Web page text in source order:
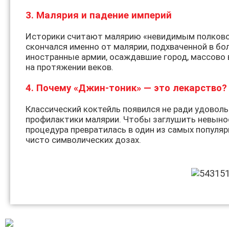
3. Малярия и падение империй
Историки считают малярию «невидимым
скончался именно от малярии, подхваченной в
иностранные армии, осаждавшие город,
на протяжении веков.
4. Почему «Джин-тоник» — это лекарство?
Классический коктейль появился не ради
профилактики малярии. Чтобы заглушить
процедура превратилась в один из самых
чисто символических дозах.